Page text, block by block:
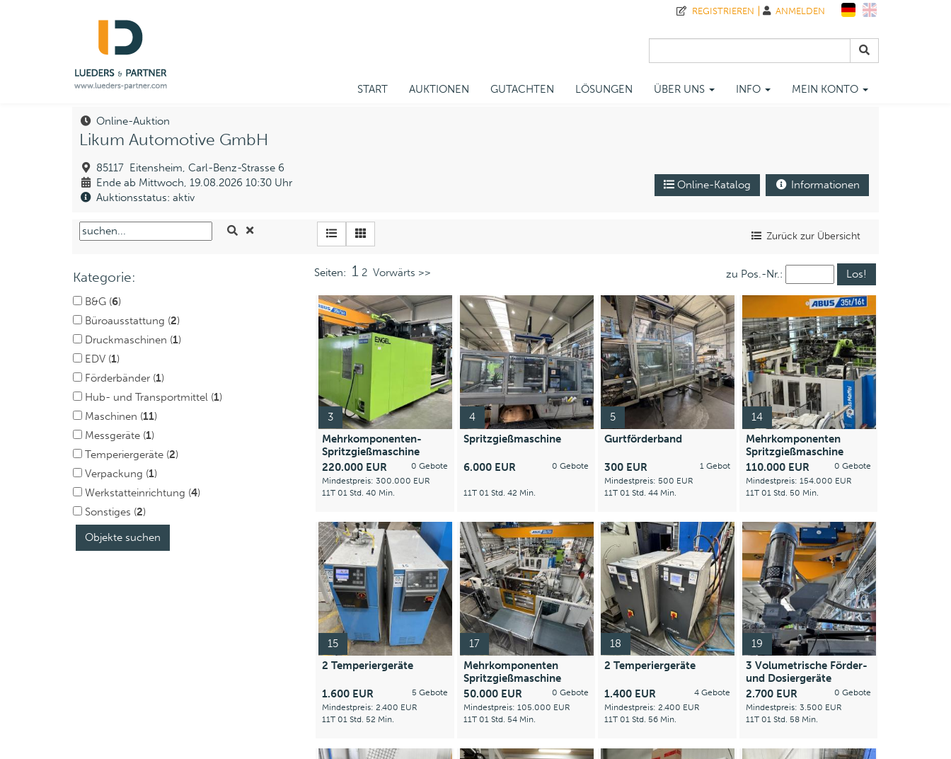
START AUKTIONEN GUTACHTEN LÖSUNGEN ÜBER UNS INFO MEIN KONTO
REGISTRIEREN ANMELDEN
Online-Auktion
Likum Automotive GmbH
85117 Eitensheim, Carl-Benz-Strasse 6
Ende ab Mittwoch, 19.08.2026 10:30 Uhr
Auktionsstatus: aktiv
Online-Katalog Informationen
Zurück zur Übersicht
Seiten: 1 2 Vorwärts >> zu Pos.-Nr.:
3
Mehrkomponenten-
Spritzgießmaschine
220.000 EUR
0 Gebote
Mindestpreis: 300.000 EUR
11T 01 Std. 40 Min.
4
Spritzgießmaschine
6.000 EUR 0 Gebote
11T 01 Std. 42 Min.
5
Gurtförderband
300 EUR
1 Gebot
Mindestpreis: 500 EUR
11T 01 Std. 44 Min.
14
Mehrkomponenten
Spritzgießmaschine
110.000 EUR
0 Gebote
Mindestpreis: 154.000 EUR
11T 01 Std. 50 Min.
15
2 Temperiergeräte
1.600 EUR
5 Gebote
Mindestpreis: 2.400 EUR
11T 01 Std. 52 Min.
17
Mehrkomponenten
Spritzgießmaschine
50.000 EUR
0 Gebote
Mindestpreis: 105.000 EUR
11T 01 Std. 54 Min.
18
2 Temperiergeräte
1.400 EUR
4 Gebote
Mindestpreis: 2.400 EUR
11T 01 Std. 56 Min.
19
3 Volumetrische Förder-
und Dosiergeräte
2.700 EUR
0 Gebote
Mindestpreis: 3.500 EUR
11T 01 Std. 58 Min.
Kategorie:
B&G (6)
Büroausstattung (2)
Druckmaschinen (1)
EDV (1)
Förderbänder (1)
Hub- und Transportmittel (1)
Maschinen (11)
Messgeräte (1)
Temperiergeräte (2)
Verpackung (1)
Werkstatteinrichtung (4)
Sonstiges (2)